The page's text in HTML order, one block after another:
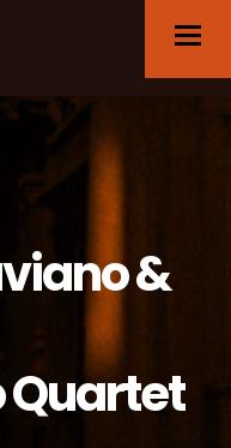
&
Quartet